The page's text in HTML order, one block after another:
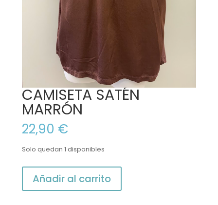
CAMISETA SATÉN
MARRÓN
22,90 €
Solo quedan 1 disponibles
CAMISETA
SATÉN
MARRÓN
Añadir al carrito